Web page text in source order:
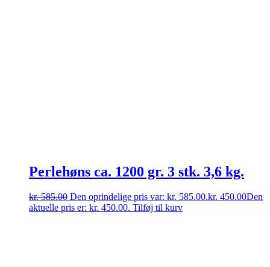
Perlehøns ca. 1200 gr. 3 stk. 3,6 kg.
kr.585.00 Den oprindelige pris var: kr. 585.00.kr. 450.00Den
aktuelle pris er: kr. 450.00. Tilføj til kurv